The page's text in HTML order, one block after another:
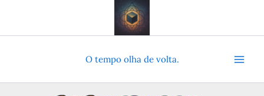
o
O tempo olha de volta.